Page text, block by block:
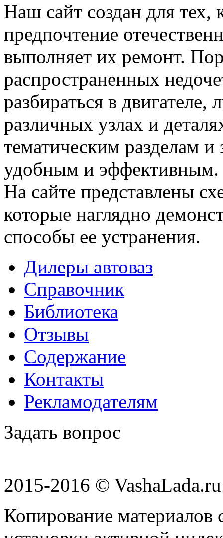
Наш сайт создан для тех,
предпочтение
выполняет их ремонт.
распространенных
разбираться в двигателе,
различных узлах и
тематическим разделам и
удобным и эффективным.
На сайте представлены
которые наглядно
способы ее устранения.
Дилеры автоваз
Справочник
Библиотека
Отзывы
Содержание
Контакты
Рекламодателям
Задать вопрос
2015-2016 © VashaLada.ru
Копирование материалов